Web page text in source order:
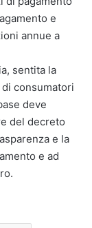
e
annue a
sentita la
di consumatori
deve
del decreto
e la
e ad